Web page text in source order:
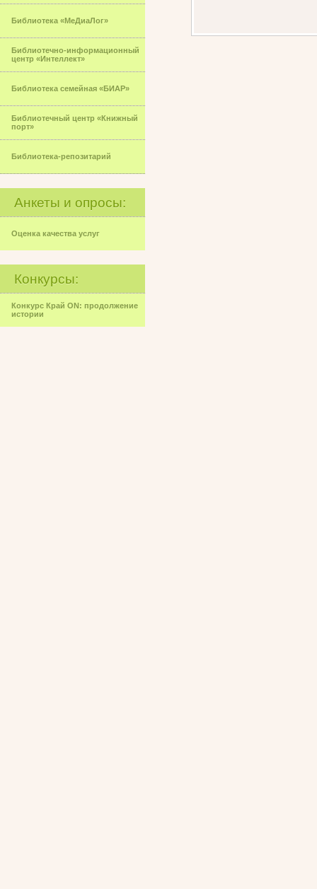
Библиотека «МеДиаЛог»
Библиотечно-информационный
центр «Интеллект»
Библиотека семейная «БИАР»
Библиотечный центр «Книжный
порт»
Библиотека-репозитарий
Анкеты и опросы:
Оценка качества услуг
Конкурсы:
Конкурс Край ON: продолжение
истории